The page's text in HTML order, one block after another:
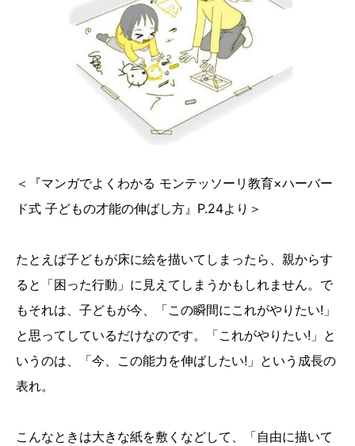
＜『マンガでよくわかる モンテッソーリ教育×ハーバー
ド式 子どもの才能の伸ばし方』P.24より＞
たとえば子どもが床に絵を描いてしまったら、親からす
ると「困った行動」に見えてしまうかもしれません。で
もそれは、子どもが今、「この瞬間にこれがやりたい!」
と思ってしているだけなのです。「これがやりたい!」と
いうのは、「今、この能力を伸ばしたい!」という成長の
表れ。
こんなときは大きな紙を敷くなどして、「自由に描いて